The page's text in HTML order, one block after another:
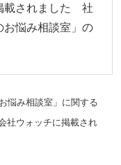
載されました 社
お悩み相談室」の
悩み相談室」に関する
社ウォッチに掲載され